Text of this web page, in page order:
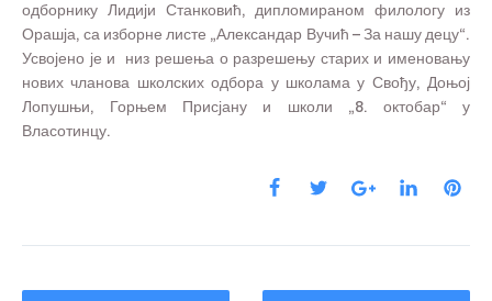
одборнику Лидији Станковић, дипломираном филологу из
Орашја, са изборне листе „Александар Вучић – За нашу децу“.
Усвојено је и низ решења о разрешењу старих и именовању
нових чланова школских одбора у школама у Свођу, Доњој
Лопушњи, Горњем Присјану и школи „8. октобар“ у
Власотинцу.